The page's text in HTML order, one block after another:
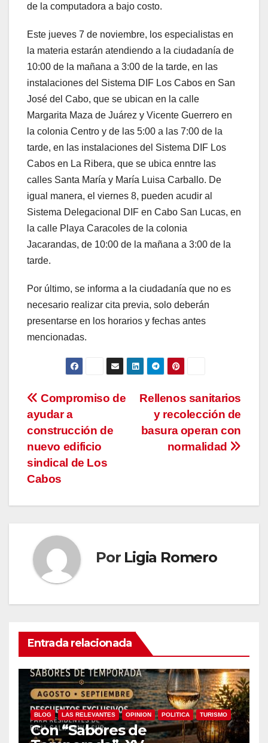
de la computadora a bajo costo.
Este jueves 7 de noviembre, los especialistas en
la materia estarán atendiendo a la ciudadanía de
10:00 de la mañana a 3:00 de la tarde, en las
instalaciones del Sistema DIF Los Cabos en San
José del Cabo, que se ubican en la calle
Margarita Maza de Juárez y Vicente Guerrero en
la colonia Centro y de las 5:00 a las 7:00 de la
tarde, en las instalaciones del Sistema DIF Los
Cabos en La Ribera, que se ubica enntre las
calles Santa María y María Luisa Carballo. De
igual manera, el viernes 8, pueden acudir al
Sistema Delegacional DIF en Cabo San Lucas, en
la calle Playa Caracoles de la colonia
Jacarandas, de 10:00 de la mañana a 3:00 de la
tarde.
Por último, se informa a la ciudadanía que no es
necesario realizar cita previa, solo deberán
presentarse en los horarios y fechas antes
mencionadas.
Navegación
de
entradas
Rellenos sanitarios
y recolección de
basura operan con
normalidad
Compromiso de
ayudar a
construcción de
nuevo edificio
sindical de Los
Cabos
Por Ligia Romero
Entrada relacionada
BLOG LAS RELEVANTES OPINION POLITICA TURISMO
Con “Sabores de